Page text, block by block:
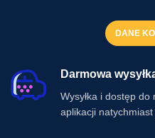
DANE
Darmowa
Wysyłka i dostęp do
aplikacji natychmiast